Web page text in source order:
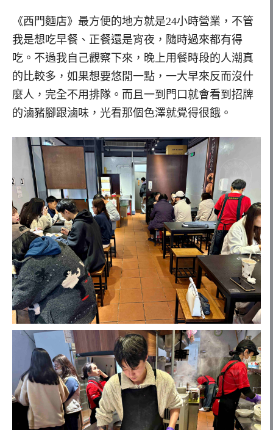
《西門麵店》最方便的地方就是24小時營業，不管
我是想吃早餐、正餐還是宵夜，隨時過來都有得
吃。不過我自己觀察下來，晚上用餐時段的人潮真
的比較多，如果想要悠閒一點，一大早來反而沒什
麼人，完全不用排隊。而且一到門口就會看到招牌
的滷豬腳跟滷味，光看那個色澤就覺得很餓。